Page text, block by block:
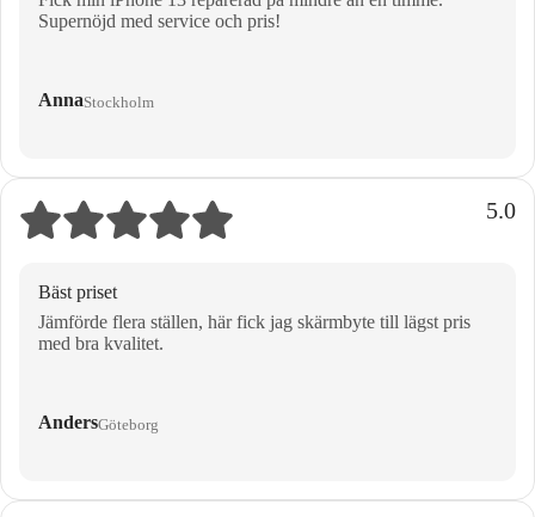
Supernöjd med service och pris!
AnnaStockholm
5.0
Bäst priset
Jämförde flera ställen, här fick jag skärmbyte till lägst pris
med bra kvalitet.
AndersGöteborg